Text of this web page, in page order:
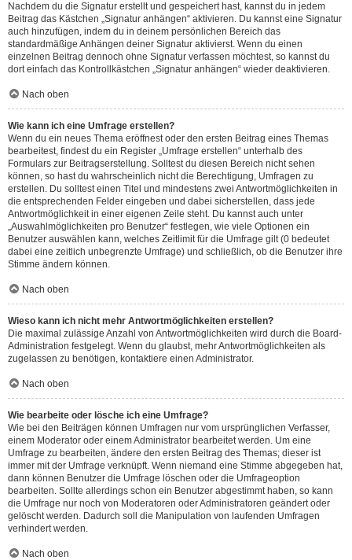
Nachdem du die Signatur erstellt und gespeichert hast, kannst du in jedem
Beitrag das Kästchen „Signatur anhängen“ aktivieren. Du kannst eine Signatur
auch hinzufügen, indem du in deinem persönlichen Bereich das
standardmäßige Anhängen deiner Signatur aktivierst. Wenn du einen
einzelnen Beitrag dennoch ohne Signatur verfassen möchtest, so kannst du
dort einfach das Kontrollkästchen „Signatur anhängen“ wieder deaktivieren.
Nach oben
Wie kann ich eine Umfrage erstellen?
Wenn du ein neues Thema eröffnest oder den ersten Beitrag eines Themas
bearbeitest, findest du ein Register „Umfrage erstellen“ unterhalb des
Formulars zur Beitragserstellung. Solltest du diesen Bereich nicht sehen
können, so hast du wahrscheinlich nicht die Berechtigung, Umfragen zu
erstellen. Du solltest einen Titel und mindestens zwei Antwortmöglichkeiten in
die entsprechenden Felder eingeben und dabei sicherstellen, dass jede
Antwortmöglichkeit in einer eigenen Zeile steht. Du kannst auch unter
„Auswahlmöglichkeiten pro Benutzer“ festlegen, wie viele Optionen ein
Benutzer auswählen kann, welches Zeitlimit für die Umfrage gilt (0 bedeutet
dabei eine zeitlich unbegrenzte Umfrage) und schließlich, ob die Benutzer ihre
Stimme ändern können.
Nach oben
Wieso kann ich nicht mehr Antwortmöglichkeiten erstellen?
Die maximal zulässige Anzahl von Antwortmöglichkeiten wird durch die Board-
Administration festgelegt. Wenn du glaubst, mehr Antwortmöglichkeiten als
zugelassen zu benötigen, kontaktiere einen Administrator.
Nach oben
Wie bearbeite oder lösche ich eine Umfrage?
Wie bei den Beiträgen können Umfragen nur vom ursprünglichen Verfasser,
einem Moderator oder einem Administrator bearbeitet werden. Um eine
Umfrage zu bearbeiten, ändere den ersten Beitrag des Themas; dieser ist
immer mit der Umfrage verknüpft. Wenn niemand eine Stimme abgegeben hat,
dann können Benutzer die Umfrage löschen oder die Umfrageoption
bearbeiten. Sollte allerdings schon ein Benutzer abgestimmt haben, so kann
die Umfrage nur noch von Moderatoren oder Administratoren geändert oder
gelöscht werden. Dadurch soll die Manipulation von laufenden Umfragen
verhindert werden.
Nach oben